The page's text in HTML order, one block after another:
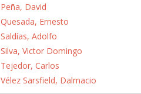
Peña, David
Quesada, Ernesto
Saldías, Adolfo
Silva, Victor Domingo
Tejedor, Carlos
Vélez Sarsfield, Dalmacio